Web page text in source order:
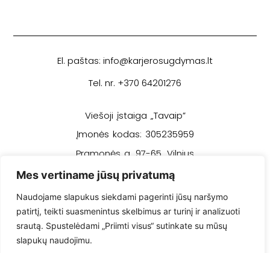
Mes vertiname jūsų privatumą
Naudojame slapukus siekdami pagerinti jūsų naršymo
patirtį, teikti suasmenintus skelbimus ar turinį ir analizuoti
srautą. Spustelėdami „Priimti visus“ sutinkate su mūsų
slapukų naudojimu.
El. paštas: info@karjerosugdymas.lt
Tel. nr. +370 64201276
Viešoji įstaiga „Tavaip”
Įmonės kodas: 305235959
Pramonės g. 97-65, Vilnius
Privatumo politika
Pirkimo sąlygos ir taisyklės